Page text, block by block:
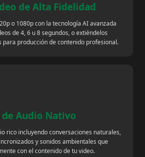
de Alta Fidelidad
o 1080p con la tecnología AI avanzada
de 4, 6 u 8 segundos, o extiéndelos
para producción de contenido profesional.
Audio Nativo
rico incluyendo conversaciones naturales,
y sonidos ambientales que
con el contenido de tu video.